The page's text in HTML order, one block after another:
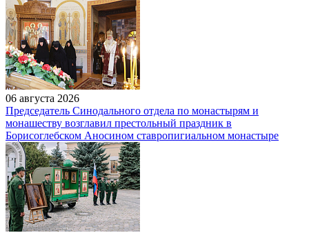
06 августа 2026
Председатель Синодального отдела по монастырям и
монашеству возглавил престольный праздник в
Борисоглебском Аносином ставропигиальном монастыре